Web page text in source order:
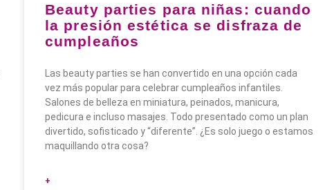
Beauty parties para niñas: cuando
la presión estética se disfraza de
cumpleaños
Las beauty parties se han convertido en una opción cada
vez más popular para celebrar cumpleaños infantiles.
Salones de belleza en miniatura, peinados, manicura,
pedicura e incluso masajes. Todo presentado como un plan
divertido, sofisticado y “diferente”. ¿Es solo juego o estamos
maquillando otra cosa?
+